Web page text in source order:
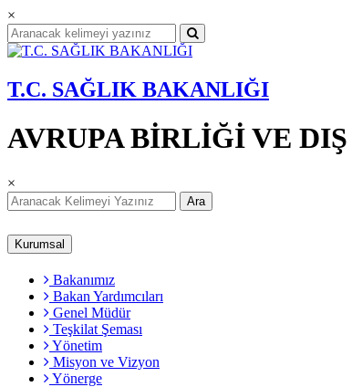
×
T.C. SAĞLIK BAKANLIĞI
AVRUPA BİRLİĞİ VE
×
Ara
Kurumsal
Bakanımız
Bakan Yardımcıları
Genel Müdür
Teşkilat Şeması
Yönetim
Misyon ve Vizyon
Yönerge